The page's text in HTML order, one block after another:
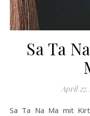
Sa Ta
April 27,
Sa Ta Na Ma mit Kirtan Krya, ein Mantra welches den